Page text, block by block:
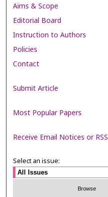
Aims & Scope
Editorial Board
Instruction to Authors
Policies
Contact
Submit Article
Most Popular Papers
Receive Email Notices or RSS
Select an issue: